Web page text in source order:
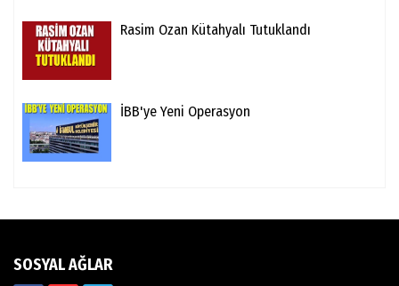
Rasim Ozan Kütahyalı Tutuklandı
İBB'ye Yeni Operasyon
SOSYAL AĞLAR